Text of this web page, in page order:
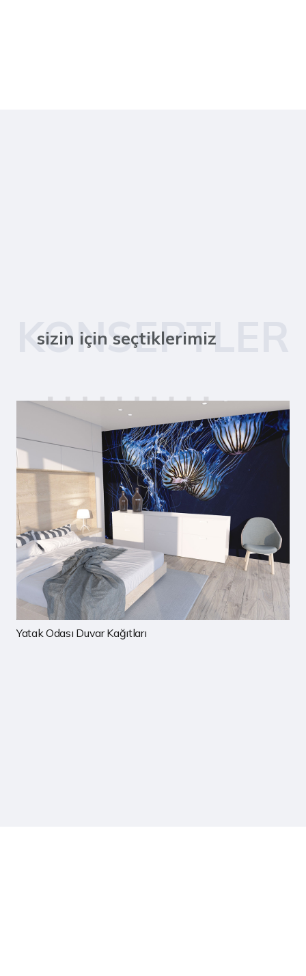
KONSEPTLER
sizin için seçtiklerimiz
Çocuk Odası Duvar Kağıtları